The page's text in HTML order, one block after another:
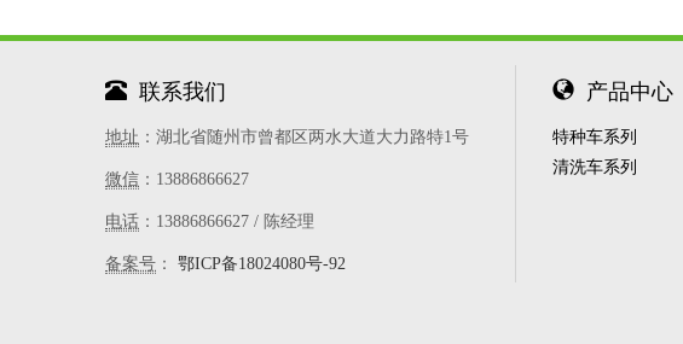
联系我们
地址 ：湖北省随州市曾都区两水大道大力路特1号
微信 ：13886866627
电话 ：13886866627 / 陈经理
备案号 ： 鄂ICP备18024080号-92
产品中心
特种车系列
清洗车系列